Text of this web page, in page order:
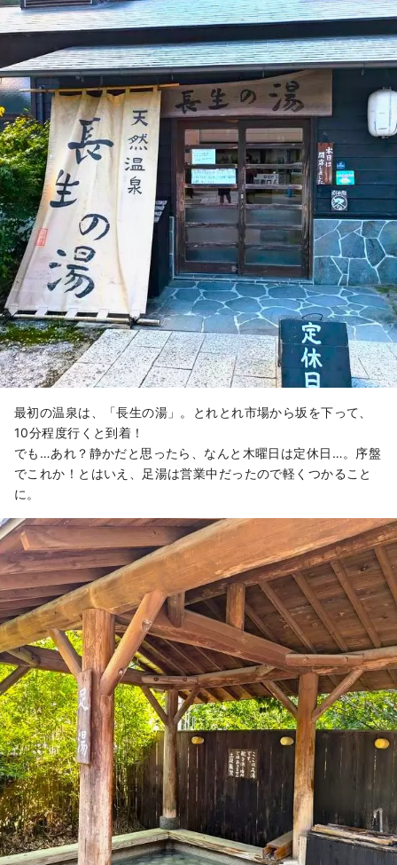
最初の温泉は、「長生の湯」。とれとれ市場から坂を下って、
10分程度行くと到着！
でも…あれ？静かだと思ったら、なんと木曜日は定休日…。序盤
でこれか！とはいえ、足湯は営業中だったので軽くつかること
に。